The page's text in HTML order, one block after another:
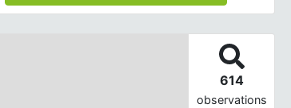
614
observations